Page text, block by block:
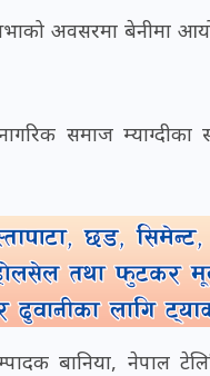
अवसरमा बेनीमा
समाज म्याग्दीका
बानिया, नेपाल